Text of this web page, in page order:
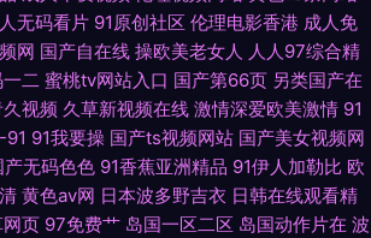
无码看片 91原创社区 伦理电影香港 成人免
网 国产自在线 操欧美老女人 人人97综合精
二 蜜桃tv网站入口 国产第66页 另类国产在
视频 久草新视频在线 激情深爱欧美激情 91
91 91我要操 国产ts视频网站 国产美女视频网
产无码色色 91香蕉亚洲精品 91伊人加勒比 欧
黄色av网 日本波多野吉衣 日韩在线观看精
页 97免费艹 岛国一区二区 岛国动作片在 波